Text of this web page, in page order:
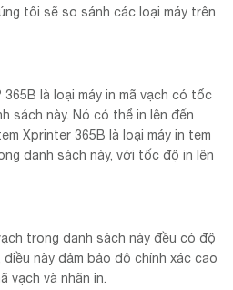
tôi sẽ so sánh các loại máy trên
365B là loại máy in mã vạch có tốc
sách này. Nó có thể in lên đến
Xprinter 365B là loại máy in tem
danh sách này, với tốc độ in lên
trong danh sách này đều có độ
điều này đảm bảo độ chính xác cao
vạch và nhãn in.